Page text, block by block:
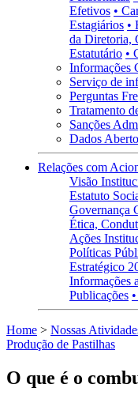
Efetivos •
Estagiários •
da Diretoria,
Estatutário •
Informações
Serviço de
Perguntas
Tratamento
Sanções
Dados
Relações com
Visão
Estatuto
Governança
Ética,
Ações
Políticas
Estratégico
Informações
Publicações
Home > Nossas
Produção de Pastilhas
O que é o